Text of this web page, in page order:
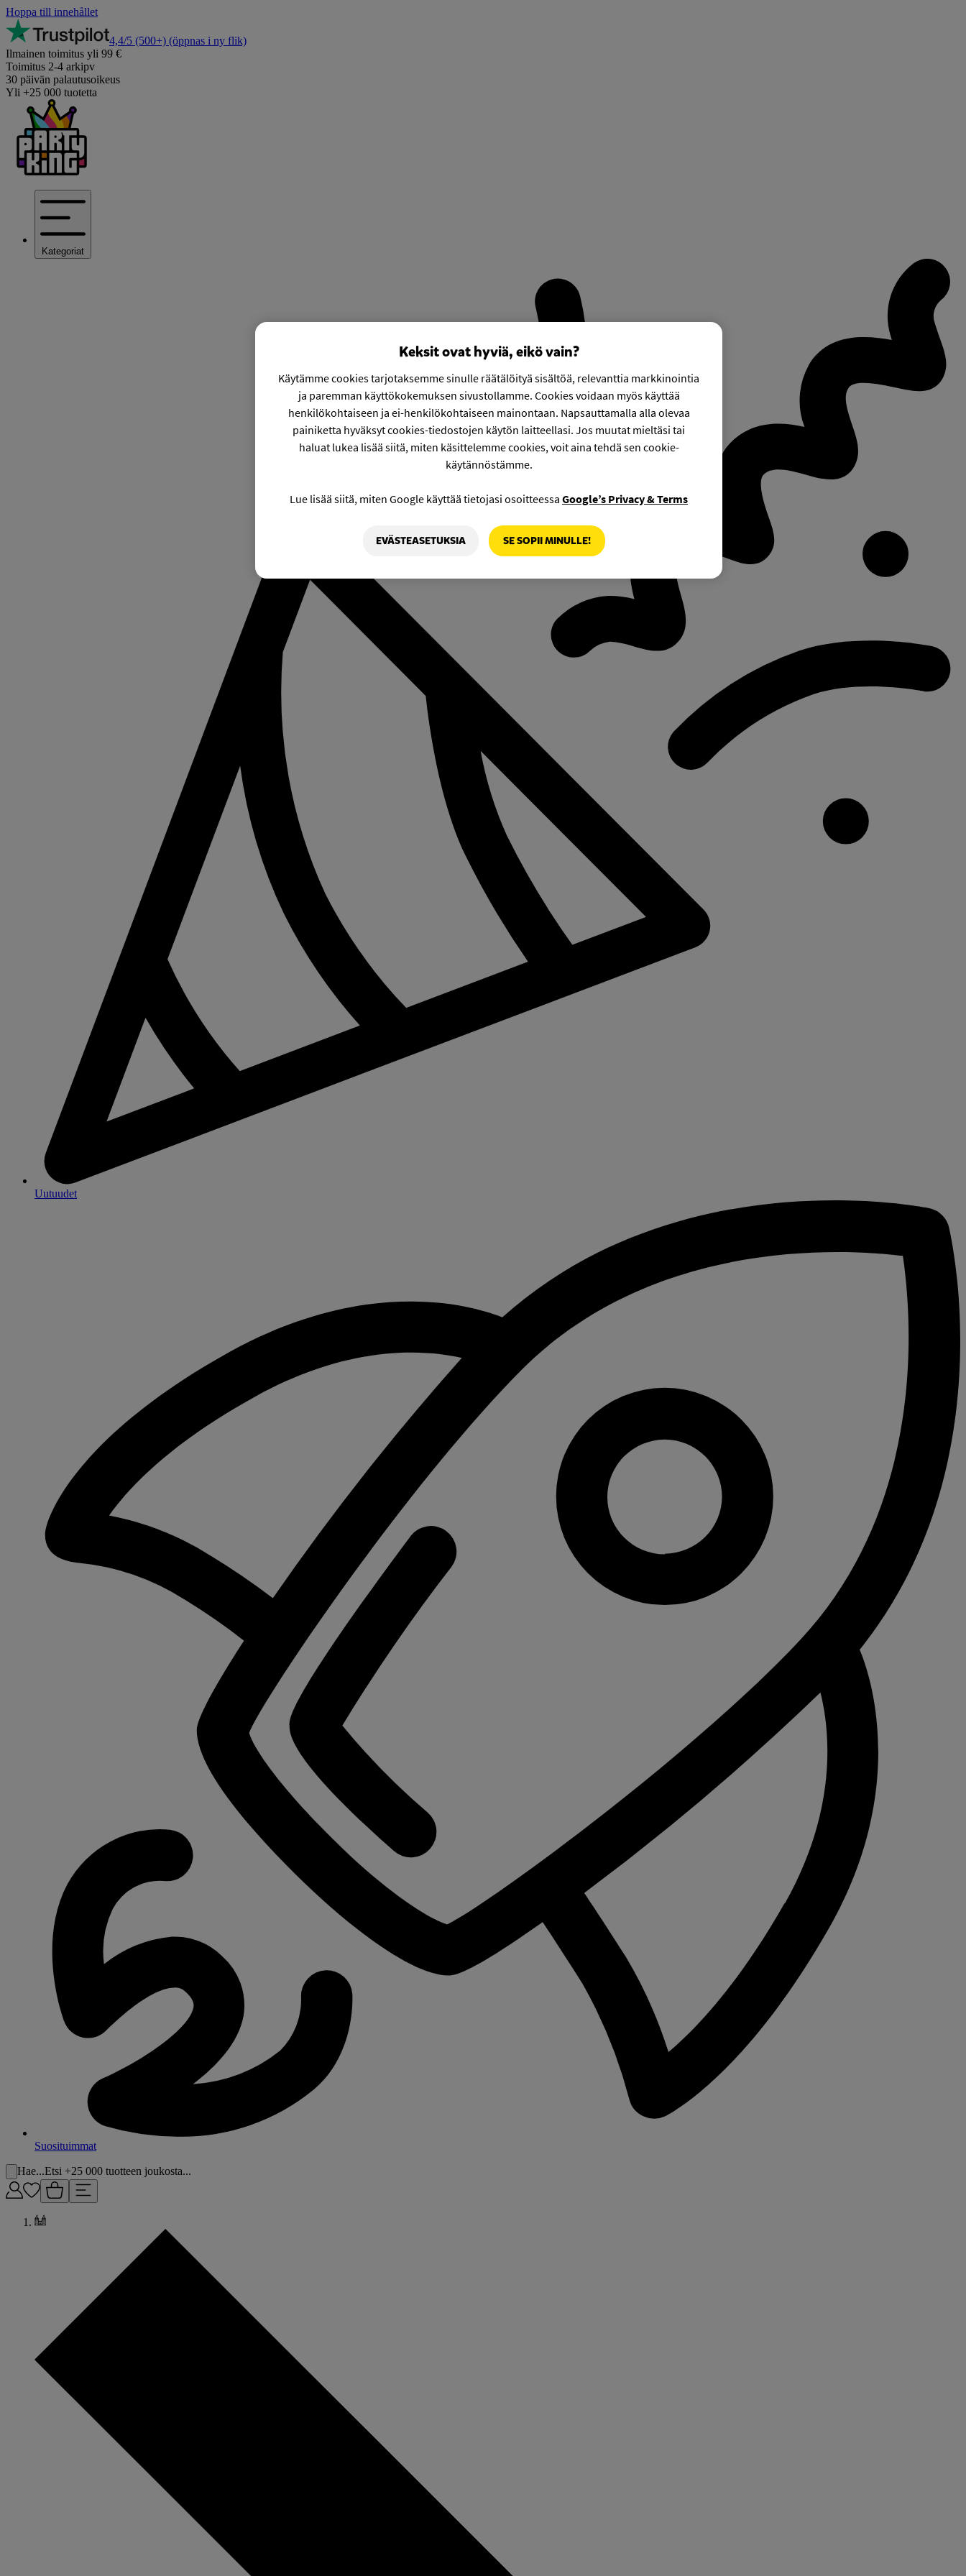
Hoppa till innehållet
4,4/5 (500+) (öppnas i ny flik)
Ilmainen toimitus yli 99 €
Toimitus 2-4 arkipv
30 päivän palautusoikeus
Yli +25 000 tuotetta
Kategoriat
Uutuudet
Suosituimmat
Hae...Etsi +25 000 tuotteen joukosta...
Keksit ovat hyviä, eikö vain?
Käytämme cookies tarjotaksemme sinulle räätälöityä sisältöä, relevanttia markkinointia
ja paremman käyttökokemuksen sivustollamme. Cookies voidaan myös käyttää
henkilökohtaiseen ja ei-henkilökohtaiseen mainontaan. Napsauttamalla alla olevaa
painiketta hyväksyt cookies-tiedostojen käytön laitteellasi. Jos muutat mieltäsi tai
haluat lukea lisää siitä, miten käsittelemme cookies, voit aina tehdä sen cookie-
käytännöstämme.
Lue lisää siitä, miten Google käyttää tietojasi osoitteessa Google’s Privacy & Terms
EVÄSTEASETUKSIA SE SOPII MINULLE!